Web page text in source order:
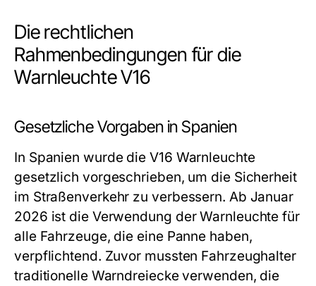
Die rechtlichen
Rahmenbedingungen für die
Warnleuchte V16
Gesetzliche Vorgaben in Spanien
In Spanien wurde die V16 Warnleuchte
gesetzlich vorgeschrieben, um die Sicherheit
im Straßenverkehr zu verbessern. Ab Januar
2026 ist die Verwendung der Warnleuchte für
alle Fahrzeuge, die eine Panne haben,
verpflichtend. Zuvor mussten Fahrzeughalter
traditionelle Warndreiecke verwenden, die